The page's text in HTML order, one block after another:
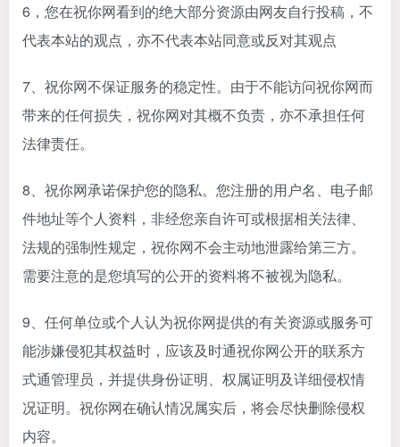
6，您在祝你网看到的绝大部分资源由网友自行投稿，不
代表本站的观点，亦不代表本站同意或反对其观点
7、祝你网不保证服务的稳定性。由于不能访问祝你网而
带来的任何损失，祝你网对其概不负责，亦不承担任何
法律责任。
8、祝你网承诺保护您的隐私。您注册的用户名、电子邮
件地址等个人资料，非经您亲自许可或根据相关法律、
法规的强制性规定，祝你网不会主动地泄露给第三方。
需要注意的是您填写的公开的资料将不被视为隐私。
9、任何单位或个人认为祝你网提供的有关资源或服务可
能涉嫌侵犯其权益时，应该及时通祝你网公开的联系方
式通管理员，并提供身份证明、权属证明及详细侵权情
况证明。祝你网在确认情况属实后，将会尽快删除侵权
内容。